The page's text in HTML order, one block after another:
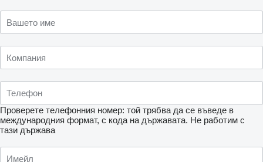
Проверете телефонния номер: той трябва да се въведе в
международния формат, с кода на държавата. Не работим с
тази държава